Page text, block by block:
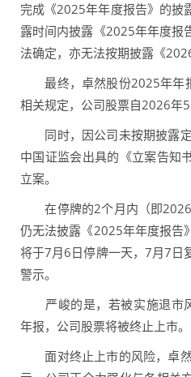
完成《2025年年度报告》的披
露时间内披露《2025年年度报
法确定，亦无法按期披露《
最终，卓然股份2025年年
相关规定，公司股票自2026年5
同时，因公司未按期披露定
中国证监会出具的《立案告知
立案。
在停牌的2个月内（即2026
仍无法披露《2025年年度报告
将于7月6日停牌一天，7月7日
警示。
严峻的是，若被实施退市
年报，公司股票将被终止上市。
面对终止上市的风险，卓然